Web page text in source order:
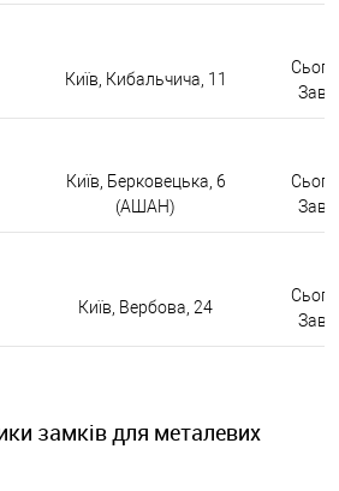
Київ, Кибальчича, 11
Київ, Берковецька, 6
(АШАН)
Київ, Вербова, 24
замків для металевих